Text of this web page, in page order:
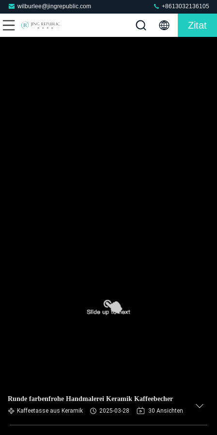
wilburlee@jingrepublic.com +8613032136105
Zitat
Runde farbenfrohe Handmalerei Keramik Kaffeebecher
Kaffeetasse aus Keramik 2025-03-28 30 Ansichten